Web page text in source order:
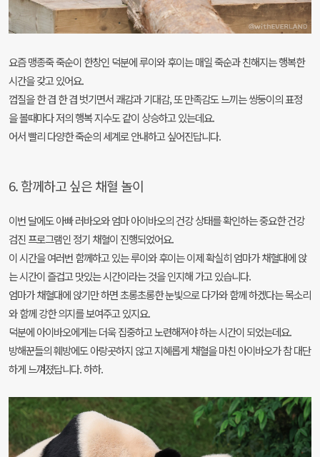
요즘 맹종죽 죽순이 한창인 덕분에 루이와 후이는 매일 죽순과 친해지는 행복한
시간을 갖고 있어요.
껍질을 한 겹 한 겹 벗기면서 쾌감과 기대감, 또 만족감도 느끼는 쌍둥이의 표정
을 볼때마다 저의 행복 지수도 같이 상승하고 있는데요.
어서 빨리 다양한 죽순의 세계로 안내하고 싶어진답니다.
6. 함께하고 싶은 채혈 놀이
이번 달에도 아빠 러바오와 엄마 아이바오의 건강 상태를 확인하는 중요한 건강
검진 프로그램인 정기 채혈이 진행되었어요.
이 시간을 여러번 함께하고 있는 루이와 후이는 이제 확실히 엄마가 채혈대에 앉
는 시간이 즐겁고 맛있는 시간이라는 것을 인지해 가고 있습니다.
엄마가 채혈대에 앉기만 하면 초롱초롱한 눈빛으로 다가와 함께 하겠다는 목소리
와 함께 강한 의지를 보여주고 있지요.
덕분에 아이바오에게는 더욱 집중하고 노련해져야 하는 시간이 되었는데요.
방해꾼들의 훼방에도 아랑곳하지 않고 지혜롭게 채혈을 마친 아이바오가 참 대단
하게 느껴졌답니다. 하하.